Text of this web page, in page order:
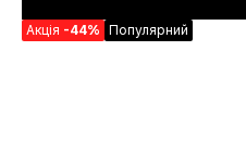
Акція -44% Популярний